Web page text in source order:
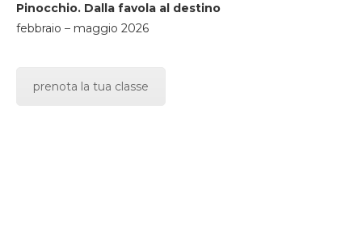
Pinocchio. Dalla favola al destino
febbraio – maggio 2026
prenota la tua classe